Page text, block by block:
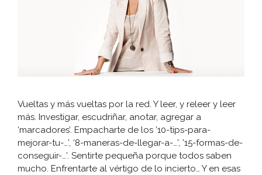
Vueltas y más vueltas por la red. Y leer, y releer y leer
más. Investigar, escudriñar, anotar, agregar a
‘marcadores’. Empacharte de los ’10-tips-para-
mejorar-tu-…’, ‘8-maneras-de-llegar-a-…’, ’15-formas-de-
conseguir-…’. Sentirte pequeña porque todos saben
mucho. Enfrentarte al vértigo de lo incierto… Y en esas